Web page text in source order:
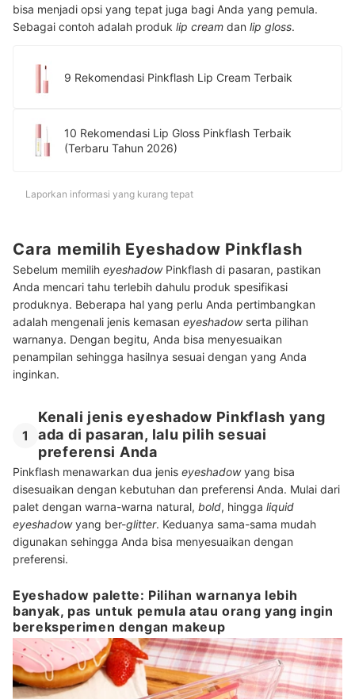
bisa menjadi opsi yang tepat juga bagi Anda yang pemula.
Sebagai contoh adalah produk lip cream dan lip gloss.
9 Rekomendasi Pinkflash Lip Cream Terbaik
10 Rekomendasi Lip Gloss Pinkflash Terbaik
(Terbaru Tahun 2026)
Laporkan informasi yang kurang tepat
Cara memilih Eyeshadow Pinkflash
Sebelum memilih eyeshadow Pinkflash di pasaran, pastikan
Anda mencari tahu terlebih dahulu produk spesifikasi
produknya. Beberapa hal yang perlu Anda pertimbangkan
adalah mengenali jenis kemasan eyeshadow serta pilihan
warnanya. Dengan begitu, Anda bisa menyesuaikan
penampilan sehingga hasilnya sesuai dengan yang Anda
inginkan.
1
Kenali jenis eyeshadow Pinkflash yang
ada di pasaran, lalu pilih sesuai
preferensi Anda
Pinkflash menawarkan dua jenis eyeshadowyang bisa
disesuaikan dengan kebutuhan dan preferensi Anda. Mulai dari
palet dengan warna-warna natural, bold, hingga liquid
eyeshadowyang ber-glitter. Keduanya sama-sama mudah
digunakan sehingga Anda bisa menyesuaikan dengan
preferensi.
Eyeshadow palette: Pilihan warnanya lebih
banyak, pas untuk pemula atau orang yang ingin
bereksperimen dengan makeup